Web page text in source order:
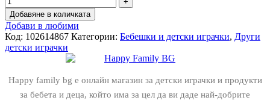
Добавяне в количката
Добави в любими
Код: 102614867 Категории: Бебешки и детски играчки, Други
детски играчки
Happy family bg е онлайн магазин за детски играчки и продукти
за бебета и деца, който има за цел да ви даде най-добрите